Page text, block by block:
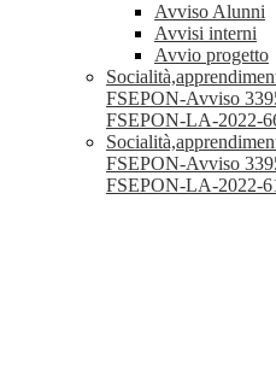
Avviso Alunni
Avvisi interni
Avvio progetto
FSEPON-Avviso
FSEPON-LA-2022-
FSEPON-Avviso
FSEPON-LA-2022-